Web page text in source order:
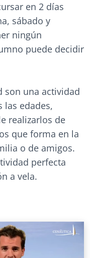
en 2 días
sábado y
ningún
puede decidir
son una actividad
las edades,
realizarlos de
que forma en la
o de amigos.
perfecta
a vela.